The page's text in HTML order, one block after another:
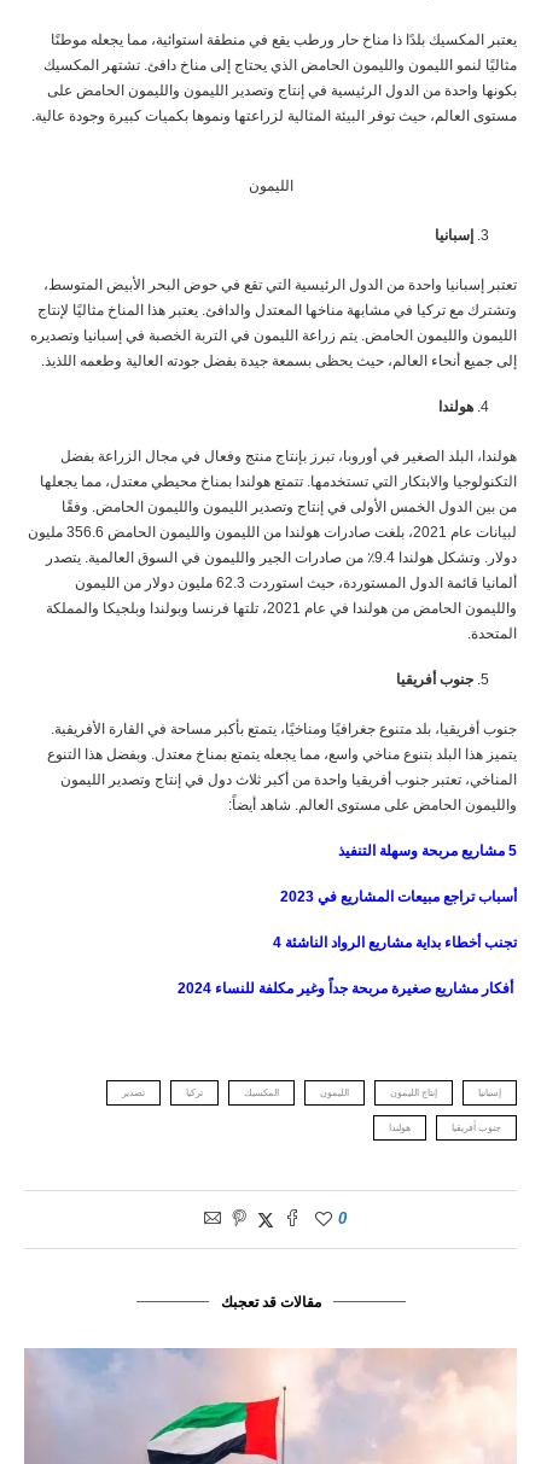
يعتبر المكسيك بلدًا ذا مناخ حار ورطب يقع في منطقة استوائية، مما يجعله موطنًا
مثاليًا لنمو الليمون والليمون الحامض الذي يحتاج إلى مناخ دافئ. تشتهر المكسيك
بكونها واحدة من الدول الرئيسية في إنتاج وتصدير الليمون والليمون الحامض على
مستوى العالم، حيث توفر البيئة المثالية لزراعتها ونموها بكميات كبيرة وجودة عالية.
الليمون
إسبانيا
تعتبر إسبانيا واحدة من الدول الرئيسية التي تقع في حوض البحر الأبيض المتوسط،
وتشترك مع تركيا في مشابهة مناخها المعتدل والدافئ. يعتبر هذا المناخ مثاليًا لإنتاج
الليمون والليمون الحامض. يتم زراعة الليمون في التربة الخصبة في إسبانيا وتصديره
إلى جميع أنحاء العالم، حيث يحظى بسمعة جيدة بفضل جودته العالية وطعمه اللذيذ.
هولندا
هولندا، البلد الصغير في أوروبا، تبرز بإنتاج منتج وفعال في مجال الزراعة بفضل
التكنولوجيا والابتكار التي تستخدمها. تتمتع هولندا بمناخ محيطي معتدل، مما يجعلها
من بين الدول الخمس الأولى في إنتاج وتصدير الليمون والليمون الحامض. وفقًا
لبيانات عام 2021، بلغت صادرات هولندا من الليمون والليمون الحامض 356.6 مليون
دولار. وتشكل هولندا 9.4٪ من صادرات الجير والليمون في السوق العالمية. يتصدر
ألمانيا قائمة الدول المستوردة، حيث استوردت 62.3 مليون دولار من الليمون
والليمون الحامض من هولندا في عام 2021، تلتها فرنسا وبولندا وبلجيكا والمملكة
المتحدة.
جنوب أفريقيا
جنوب أفريقيا، بلد متنوع جغرافيًا ومناخيًا، يتمتع بأكبر مساحة في القارة الأفريقية.
يتميز هذا البلد بتنوع مناخي واسع، مما يجعله يتمتع بمناخ معتدل. وبفضل هذا التنوع
المناخي، تعتبر جنوب أفريقيا واحدة من أكبر ثلاث دول في إنتاج وتصدير الليمون
والليمون الحامض على مستوى العالم. شاهد أيضاً:
5 مشاريع مربحة وسهلة التنفيذ
أسباب تراجع مبيعات المشاريع في 2023
تجنب أخطاء بداية مشاريع الرواد الناشئة 4
أفكار مشاريع صغيرة مربحة جداً وغير مكلفة للنساء 2024
إسبانيا إنتاج الليمون الليمون المكسيك تركيا تصدير
جنوب أفريقيا هولندا
0
مقالات قد تعجبك